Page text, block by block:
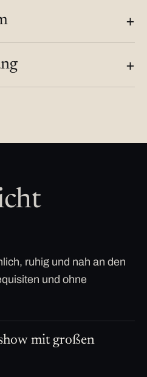
ruhig und nah an den
und ohne
mit großen